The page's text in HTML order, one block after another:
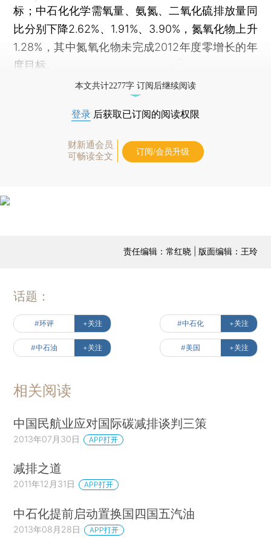
标；中石化化学需氧量、氨氮、二氧化硫排放量同
比分别下降2.62%、1.91%、3.90%，氮氧化物上升
1.28%，其中氮氧化物未完成2012年度零增长的年
度目标。
本文共计2277字 订阅后继续阅读
登录 后获取已订阅的阅读权限
财新通会员
可畅读全文
订阅/会员升级
责任编辑：常红晓 | 版面编辑：王玲
话题：
#环评 +关注 #中石化 +关注
#中石油 +关注 #美国 +关注
相关阅读
中国民航业应对国际碳减排谈判三策
2013年07月30日 APP打开
减排之道
2011年12月31日 APP打开
中石化提前启动置换国四国五汽油
2013年08月28日 APP打开